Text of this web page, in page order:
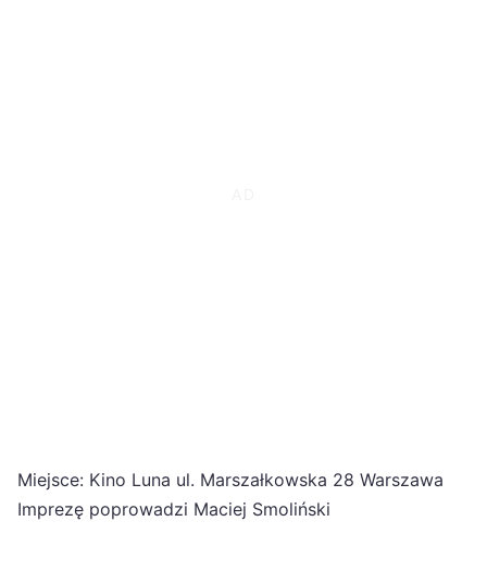
Miejsce: Kino Luna ul. Marszałkowska 28 Warszawa
Imprezę poprowadzi Maciej Smoliński